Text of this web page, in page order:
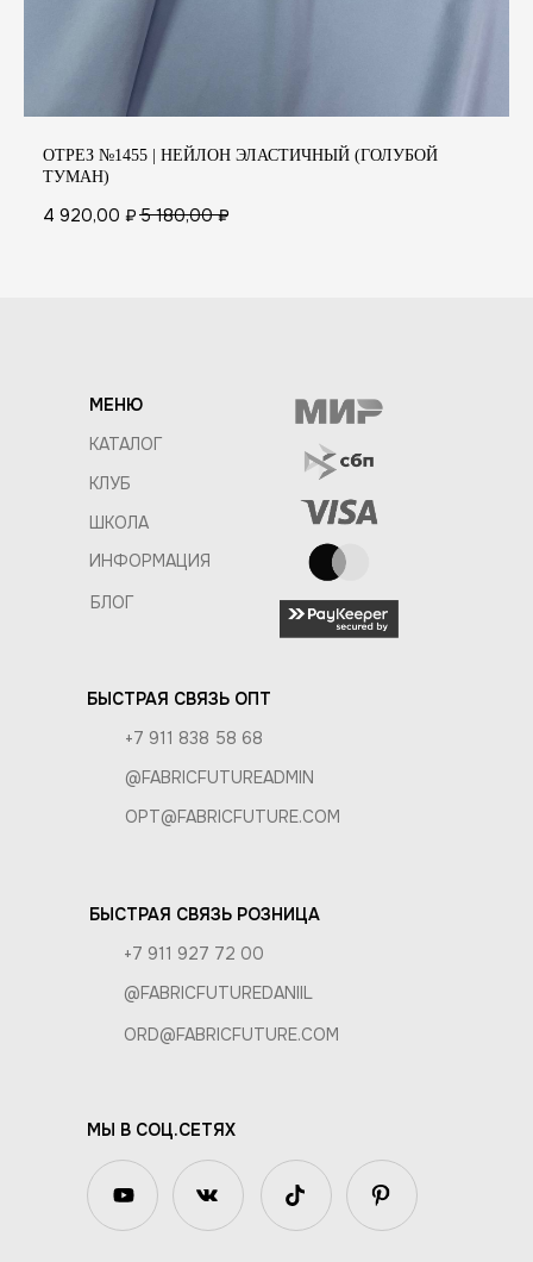
ОТРЕЗ №1455 | НЕЙЛОН ЭЛАСТИЧНЫЙ (ГОЛУБОЙ
ТУМАН)
4 920,00 ₽ 5 180,00 ₽
МЕНЮ
КАТАЛОГ
КЛУБ
ШКОЛА
ИНФОРМАЦИЯ
БЛОГ
БЫСТРАЯ СВЯЗЬ ОПТ
+7 911 838 58 68
@FABRICFUTUREADMIN
OPT@FABRICFUTURE.COM
БЫСТРАЯ СВЯЗЬ РОЗНИЦА
МЫ В СОЦ.СЕТЯХ
+7 911 927 72 00
@FABRICFUTUREDANIIL
ORD@FABRICFUTURE.COM